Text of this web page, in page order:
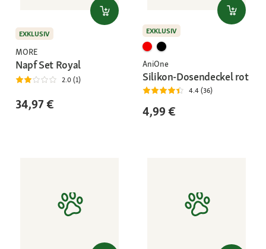
EXKLUSIV
MORE
Napf Set Royal
2.0 (1)
34,97 €
EXKLUSIV
AniOne
Silikon-Dosendeckel rot
4.4 (36)
4,99 €